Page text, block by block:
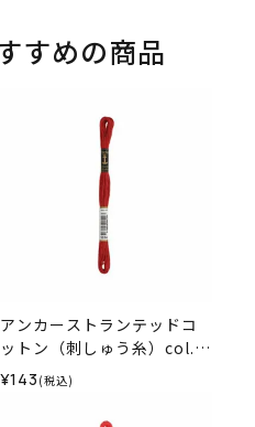
すめの商品
アンカーストランテッドコ
ットン（刺しゅう糸）col.1
014
¥143 (税込)